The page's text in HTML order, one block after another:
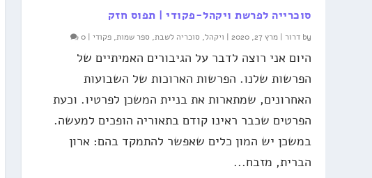
סוכרייה לפרשת ויקהל-פקודי | תפוס חזק
by דרור |מרץ 27, 2020 | ויקהל, סוכריה לשבת, ספר שמות,פקודי |
0
היום אני רוצה לדבר על הגיבורים האמיתיים של
הפרשות שלנו. הפרשות הארוכות של השבועות
האחרונים, שמתארות את בניית המשכן לפרטיו. וכעת
הפרטים שכבר ראינו קודם בתאוריה הופכים למעשה.
במשכן יש המון כלים שאפשר להתמקד בהם: ארון
הברית, מזבח...